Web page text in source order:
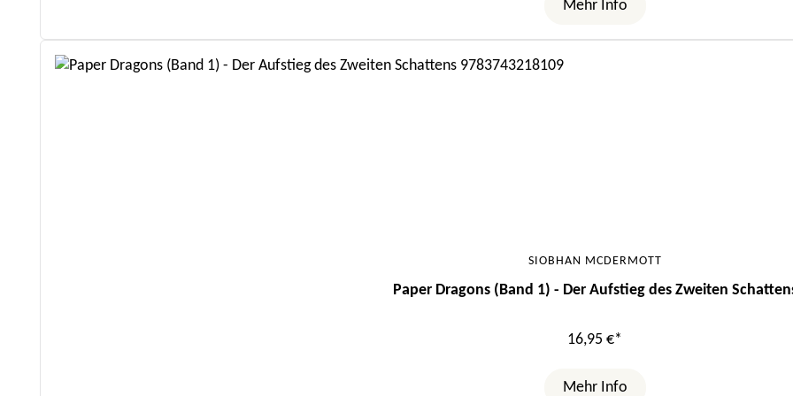
Mehr Info
SIOBHAN MCDERMOTT
Paper Dragons (Band 1) - Der Aufstieg des Zweiten
16,95 €*
Mehr Info